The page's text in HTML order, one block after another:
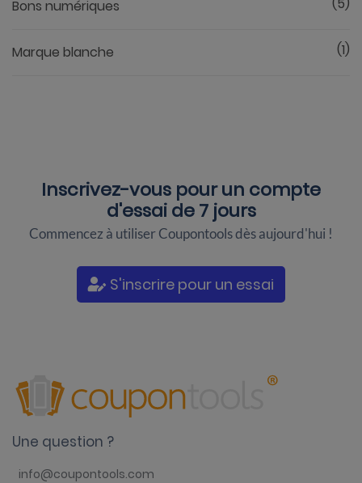
Bons numériques
Marque blanche (1)
Inscrivez-vous pour un compte
d'essai de 7 jours
Commencez à utiliser Coupontools dès aujourd'hui !
S'inscrire pour un essai
Une question ?
info@coupontools.com